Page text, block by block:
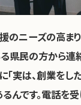
のニーズの高まり
る県民の方から連
「実は、創業をし
んです。電話を